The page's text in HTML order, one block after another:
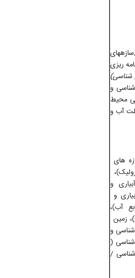
ریزی
شناسی)
و
محیط
آب و
های
و
و
آب)،
زمین
و
(
/